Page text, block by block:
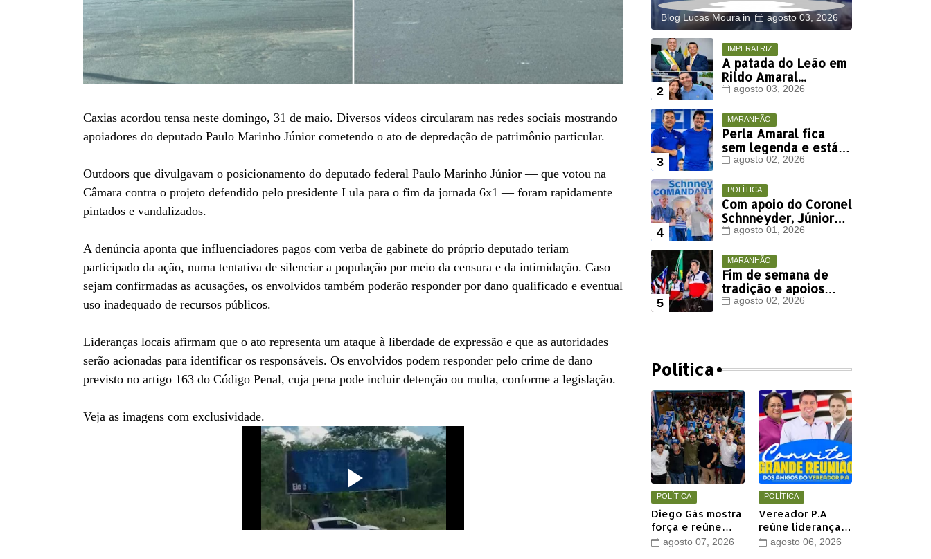
Caxias acordou tensa neste domingo, 31 de maio. Diversos vídeos circularam nas redes sociais mostrando
apoiadores do deputado Paulo Marinho Júnior cometendo o ato de depredação de patrimônio particular.
Outdoors que divulgavam o posicionamento do deputado federal Paulo Marinho Júnior — que votou na
Câmara contra o projeto defendido pelo presidente Lula para o fim da jornada 6x1 — foram rapidamente
pintados e vandalizados.
A denúncia aponta que influenciadores pagos com verba de gabinete do próprio deputado teriam
participado da ação, numa tentativa de silenciar a população por meio da censura e da intimidação. Caso
sejam confirmadas as acusações, os envolvidos também poderão responder por dano qualificado e eventual
uso inadequado de recursos públicos.
Lideranças locais afirmam que o ato representa um ataque à liberdade de expressão e que as autoridades
serão acionadas para identificar os responsáveis. Os envolvidos podem responder pelo crime de dano
previsto no artigo 163 do Código Penal, cuja pena pode incluir detenção ou multa, conforme a legislação.
Veja as imagens com exclusividade.
Blog Lucas Moura agosto 03, 2026
IMPERATRIZ
A patada do Leão em
Rildo Amaral...
agosto 03, 2026
MARANHÃO
Perla Amaral fica
sem legenda e está
fora da disputa
agosto 02, 2026
POLÍTICA
Com apoio do Coronel
Schnneyder, Júnior
Viana deve ter
em Timon
agosto 01, 2026
MARANHÃO
Fim de semana de
tradição e apoios
políticos marca
agosto 02, 2026
Política
POLÍTICA
Diego Gás mostra
força e reúne
multidão para
agosto 07, 2026
POLÍTICA
Vereador P.A
reúne lideranças
e apoiadores em
agosto 06, 2026